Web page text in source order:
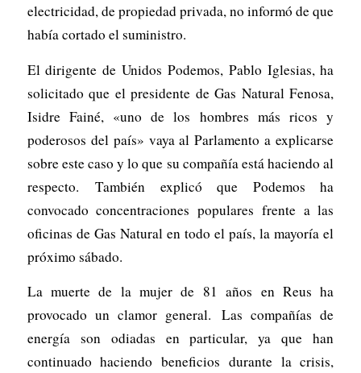
electricidad, de propiedad privada, no informó de que
había cortado el suministro.
El dirigente de Unidos Podemos, Pablo Iglesias, ha
solicitado que el presidente de Gas Natural Fenosa,
Isidre Fainé, «uno de los hombres más ricos y
poderosos del país» vaya al Parlamento a explicarse
sobre este caso y lo que su compañía está haciendo al
respecto. También explicó que Podemos ha
convocado concentraciones populares frente a las
oficinas de Gas Natural en todo el país, la mayoría el
próximo sábado.
La muerte de la mujer de 81 años en Reus ha
provocado un clamor general. Las compañías de
energía son odiadas en particular, ya que han
continuado haciendo beneficios durante la crisis,